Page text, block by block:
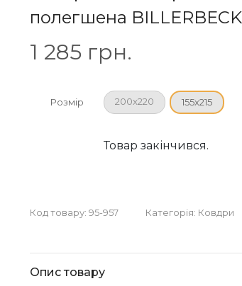
полегшена BILLERBECK
1 285 грн.
Розмір 200x220 155x215
Товар закінчився.
Код товару:95-957 Категорія: Ковдри
Опис товару